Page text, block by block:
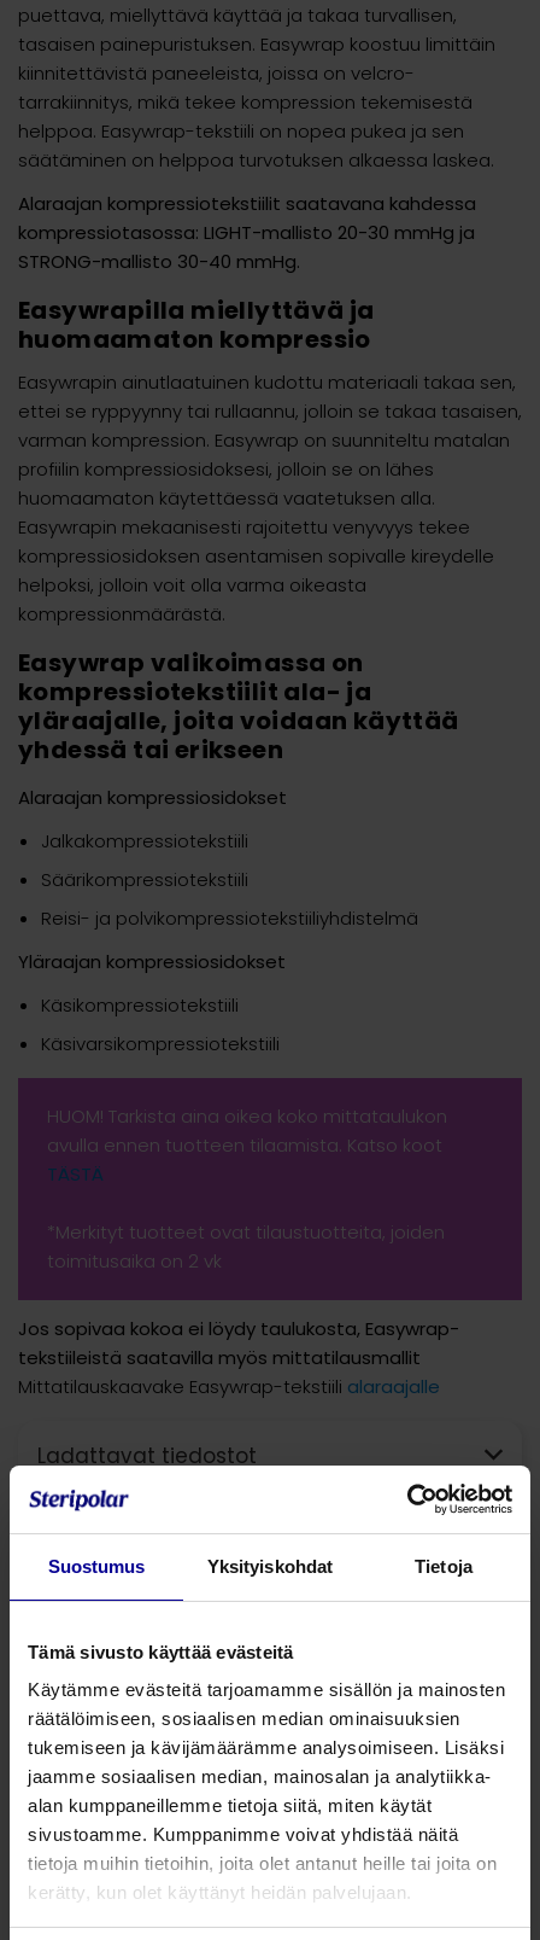
Suostumus Yksityiskohdat Tietoja
Tämä sivusto käyttää evästeitä
Käytämme evästeitä tarjoamamme sisällön ja mainosten
räätälöimiseen, sosiaalisen median ominaisuuksien
tukemiseen ja kävijämäärämme analysoimiseen. Lisäksi
jaamme sosiaalisen median, mainosalan ja analytiikka-
alan kumppaneillemme tietoja siitä, miten käytät
sivustoamme. Kumppanimme voivat yhdistää näitä
tietoja muihin tietoihin, joita olet antanut heille tai joita on
kerätty, kun olet käyttänyt heidän palvelujaan.
puettava, miellyttävä käyttää ja takaa turvallisen,
tasaisen painepuristuksen. Easywrap koostuu limittäin
kiinnitettävistä paneeleista, joissa on velcro-
tarrakiinnitys, mikä tekee kompression tekemisestä
helppoa. Easywrap-tekstiili on nopea pukea ja sen
säätäminen on helppoa turvotuksen alkaessa laskea.
Alaraajan kompressiotekstiilit saatavana kahdessa
kompressiotasossa: LIGHT-mallisto 20-30 mmHg ja
STRONG-mallisto 30-40 mmHg.
Easywrapilla miellyttävä ja
huomaamaton kompressio
Easywrapin ainutlaatuinen kudottu materiaali takaa sen,
ettei se ryppyynny tai rullaannu, jolloin se takaa tasaisen,
varman kompression. Easywrap on suunniteltu matalan
profiilin kompressiosidoksesi, jolloin se on lähes
huomaamaton käytettäessä vaatetuksen alla.
Easywrapin mekaanisesti rajoitettu venyvyys tekee
kompressiosidoksen asentamisen sopivalle kireydelle
helpoksi, jolloin voit olla varma oikeasta
kompressionmäärästä.
Easywrap valikoimassa on
kompressiotekstiilit ala- ja
yläraajalle, joita voidaan käyttää
yhdessä tai erikseen
Alaraajan kompressiosidokset
Jalkakompressiotekstiili
Säärikompressiotekstiili
Reisi- ja polvikompressiotekstiiliyhdistelmä
Yläraajan kompressiosidokset
Käsikompressiotekstiili
Käsivarsikompressiotekstiili
HUOM! Tarkista aina oikea koko mittataulukon
avulla ennen tuotteen tilaamista. Katso koot
TÄSTÄ
*Merkityt tuotteet ovat tilaustuotteita, joiden
toimitusaika on 2 vk
Jos sopivaa kokoa ei löydy taulukosta, Easywrap-
tekstiileistä saatavilla myös mittatilausmallit
Mittatilauskaavake Easywrap-tekstiili alaraajalle
Ladattavat tiedostot
kompressiotekstiilit, Light-mallit (20-30
mmHg),
väri: hiekka
HIEKKA, Light-malli
Easywrap LIGHT jalkaosa
Easywrap LIGHT
Koko
Normaali Pitkä Normaali
Pitkä